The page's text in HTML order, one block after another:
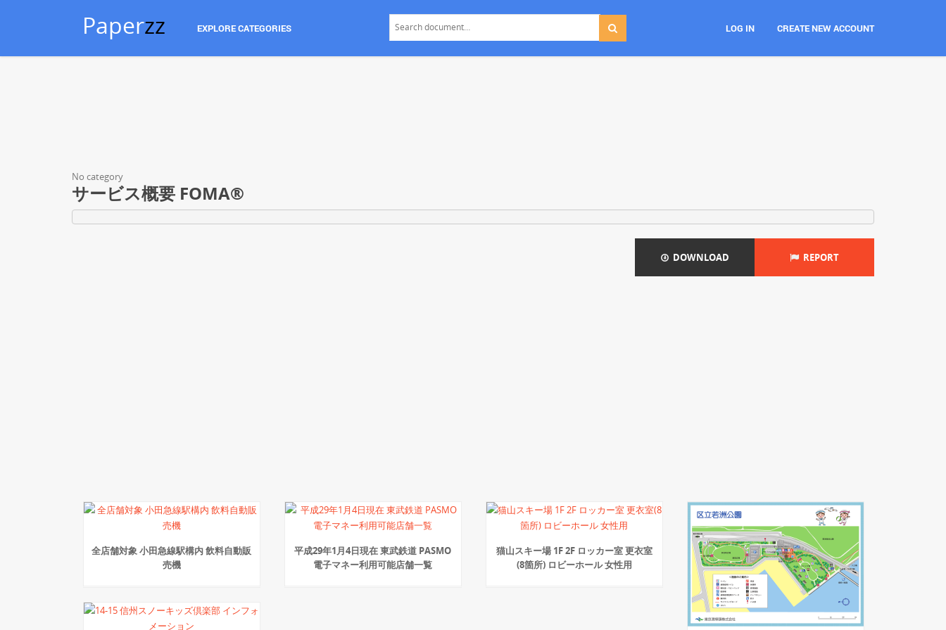
Paperzz EXPLORE CATEGORIES LOG IN CREATE NEW ACCOUNT
No category
サービス概要 FOMA®
DOWNLOAD REPORT
全店舗対象 小田急線駅構内 飲料自動販
売機
平成29年1月4日現在 東武鉄道 PASMO
電子マネー利用可能店舗一覧
猫山スキー場 1F 2F ロッカー室 更衣室
(8箇所) ロビーホール 女性用